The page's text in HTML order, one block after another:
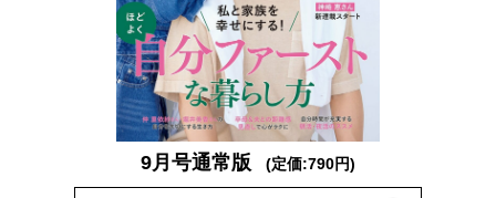
9月号通常版 (定価:790円)